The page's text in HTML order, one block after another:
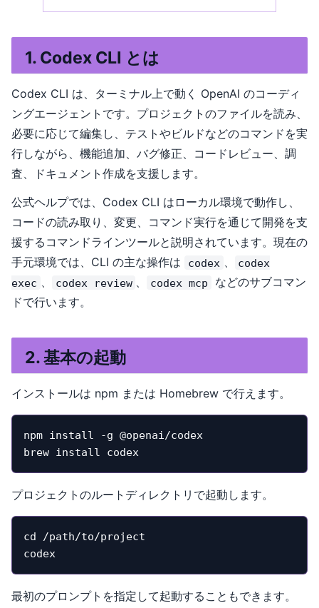
1. Codex CLI とは
Codex CLI は、ターミナル上で動く OpenAI のコーディ
ングエージェントです。プロジェクトのファイルを読み、
必要に応じて編集し、テストやビルドなどのコマンドを実
行しながら、機能追加、バグ修正、コードレビュー、調
査、ドキュメント作成を支援します。
公式ヘルプでは、Codex CLI はローカル環境で動作し、
コードの読み取り、変更、コマンド実行を通じて開発を支
援するコマンドラインツールと説明されています。現在の
手元環境では、CLI の主な操作は
codex 、
codex
exec 、 codex review 、 codex mcp
などのサブコマン
ドで行います。
2. 基本の起動
インストールは npm または Homebrew で行えます。
npm install -g @openai/codex
brew install codex
プロジェクトのルートディレクトリで起動します。
cd /path/to/project
codex
最初のプロンプトを指定して起動することもできます。